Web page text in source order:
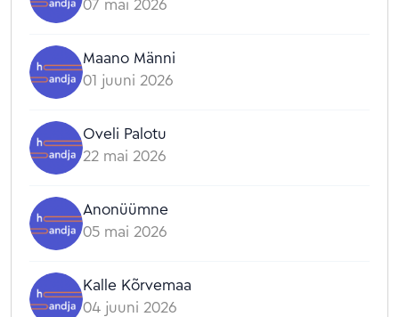
Maano Männi
01 juuni 2026
Oveli Palotu
22 mai 2026
Anonüümne
05 mai 2026
Kalle Kõrvemaa
04 juuni 2026